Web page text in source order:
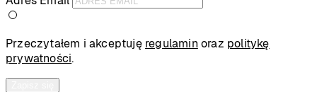
Przeczytałem i akceptuję regulamin oraz politykę
prywatności.